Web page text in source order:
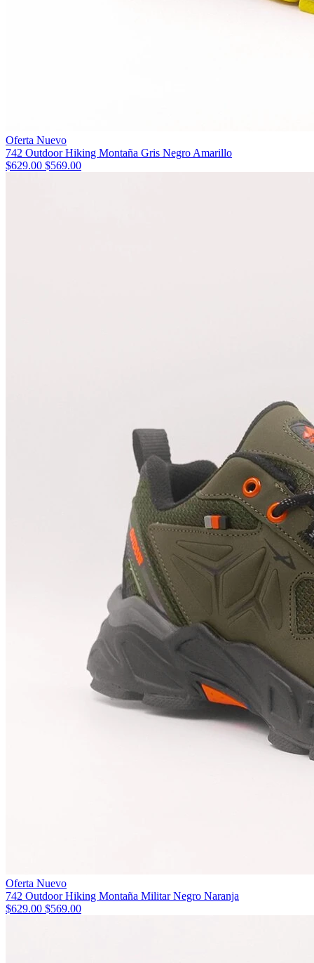
Oferta Nuevo
742 Outdoor Hiking Montaña Gris Negro Amarillo
$629.00 $569.00
Oferta Nuevo
742 Outdoor Hiking Montaña Militar Negro Naranja
$629.00 $569.00